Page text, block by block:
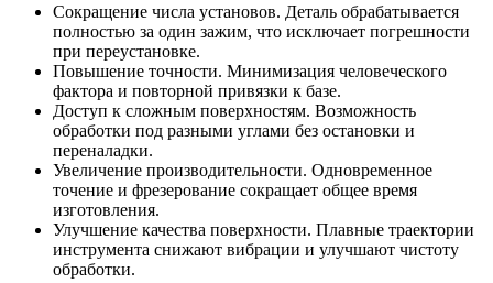
Сокращение числа установов. Деталь обрабатывается
полностью за один зажим, что исключает погрешности
при переустановке.
Повышение точности. Минимизация человеческого
фактора и повторной привязки к базе.
Доступ к сложным поверхностям. Возможность
обработки под разными углами без остановки и
переналадки.
Увеличение производительности. Одновременное
точение и фрезерование сокращает общее время
изготовления.
Улучшение качества поверхности. Плавные траектории
инструмента снижают вибрации и улучшают чистоту
обработки.